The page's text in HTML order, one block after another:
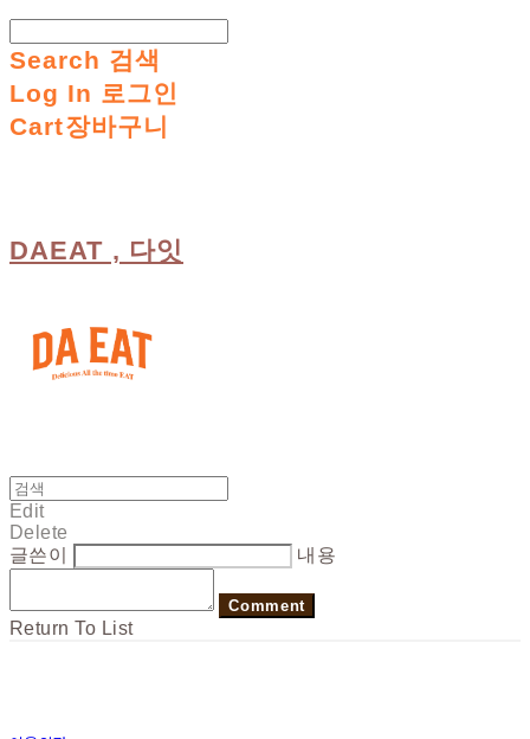
Search 검색
Log In 로그인
Cart장바구니
DAEAT , 다잇
Edit
Delete
글쓴이
내용
Comment
Return To List